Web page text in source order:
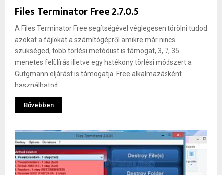
Files Terminator Free 2.7.0.5
A Files Terminator Free segítségével véglegesen törölni tudod
azokat a fájlokat a számítógépről amikre már nincs
szükséged, több törlési metódust is támogat, 3, 7, 35
menetes felülírás illetve egy hatékony törlési módszert a
Gutgmann eljárást is támogatja. Free alkalmazásként
használhatod....
Bővebben